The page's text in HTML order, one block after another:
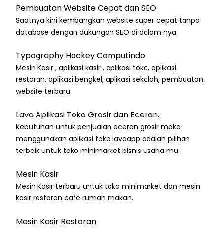
Pembuatan Website Cepat dan SEO
Saatnya kini kembangkan website super cepat tanpa
database dengan dukungan SEO di dalam nya.
Typography Hockey Computindo
Mesin Kasir , aplikasi kasir , aplikasi toko, aplikasi
restoran, aplikasi bengkel, aplikasi sekolah, pembuatan
website terbaru.
Lava Aplikasi Toko Grosir dan Eceran.
Kebutuhan untuk penjualan eceran grosir maka
menggunakan aplikasi toko lavaapp adalah pilihan
terbaik untuk toko minimarket bisnis usaha mu.
Mesin Kasir
Mesin Kasir terbaru untuk toko minimarket dan mesin
kasir restoran cafe rumah makan.
Mesin Kasir Restoran